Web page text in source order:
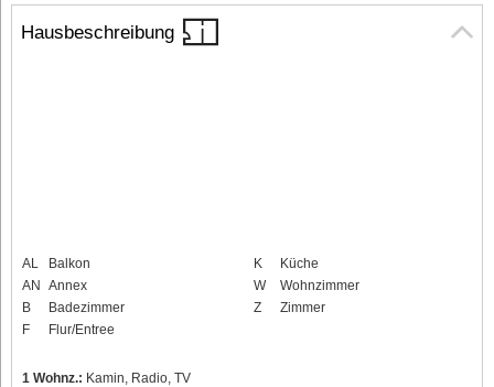
Hausbeschreibung
AL
Balkon
AN Annex
B
Badezimmer
F
Flur/Entree
K
Küche
W
Wohnzimmer
Z
Zimmer
1 Wohnz.: Kamin, Radio, TV